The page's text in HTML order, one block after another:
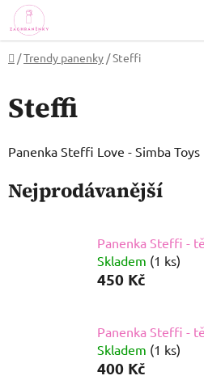
Přejít
na
obsah
Domů
/Trendy panenky /Steffi
Steffi
Panenka Steffi Love - Simba Toys
Nejprodávanější
Panenka Steffi -
Skladem (1 ks)
450 Kč
Panenka Steffi -
Skladem (1 ks)
400 Kč